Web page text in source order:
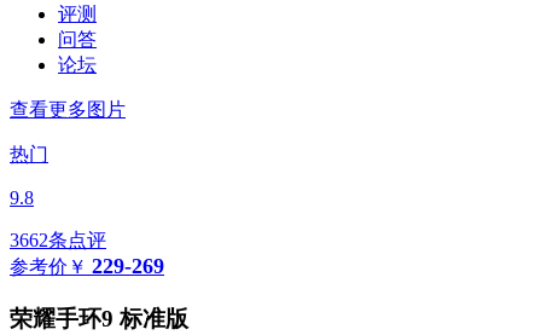
评测
问答
论坛
查看更多图片
热门
9.8
3662条点评
参考价 ￥ 229-269
荣耀手环9 标准版